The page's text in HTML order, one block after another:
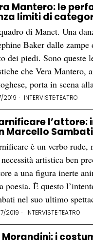
Mantero: le
limiti di
di Manet. Una
Baker dalle
dei piedi. Sono queste
che Vera Mantero,
porta in scena
2019 INTERVISTE·TEATRO
l’attore:
Marcello Sambati
è un verbo rude,
artistica ben
a una figura inerte
poesia. È questo
nel suo ultimo
2019 INTERVISTE·TEATRO
Morandini: i